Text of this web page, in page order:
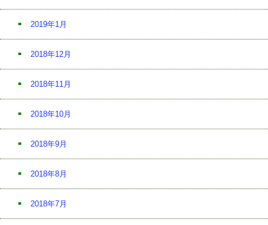
2019年1月
2018年12月
2018年11月
2018年10月
2018年9月
2018年8月
2018年7月